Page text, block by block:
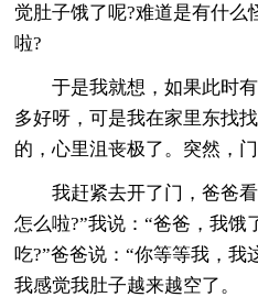
觉肚子饿了呢?难道是有什么
啦?
于是我就想，如果此时
多好呀，可是我在家里东找
的，心里沮丧极了。突然，
我赶紧去开了门，爸爸
怎么啦?”我说：“爸爸，我
吃?”爸爸说：“你等等我，我
我感觉我肚子越来越空了。